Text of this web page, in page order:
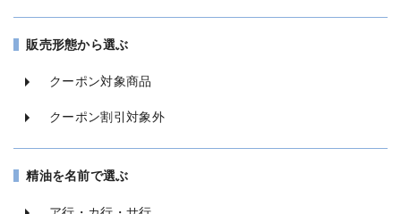
販売形態から選ぶ
クーポン対象商品
クーポン割引対象外
精油を名前で選ぶ